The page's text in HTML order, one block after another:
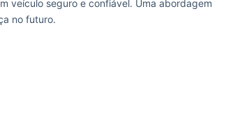
veículo seguro e confiável. Uma abordagem
no futuro.